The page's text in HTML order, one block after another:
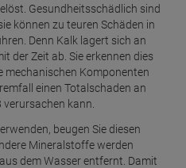
Gesundheitsschädlich sind
können zu teuren Schäden in
Denn Kalk lagert sich an
der Zeit ab. Sie erkennen dies
mechanischen Komponenten
einen Totalschaden an
verursachen kann.
beugen Sie diesen
Mineralstoffe werden
dem Wasser entfernt. Damit